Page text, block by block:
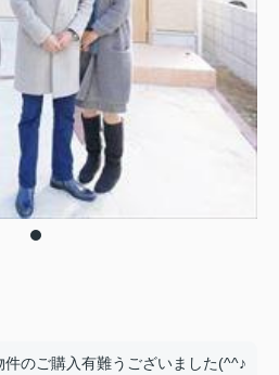
件のご購入有難うございました(^^♪